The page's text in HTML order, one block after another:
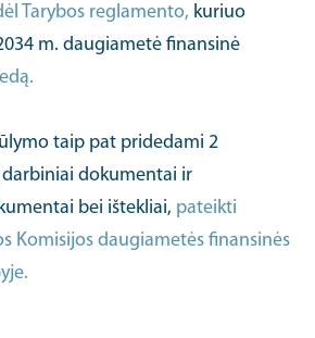
Tarybos reglamento, kuriuo
m. daugiametė finansinė
taip pat pridedami 2
dokumentai ir
bei ištekliai, pateikti
Komisijos daugiametės finansinės